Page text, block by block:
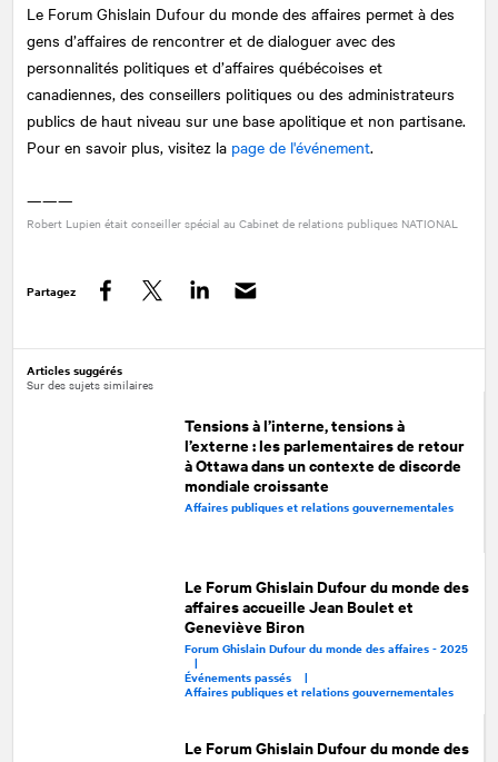
Le Forum Ghislain Dufour du monde des affaires permet à des
gens d’affaires de rencontrer et de dialoguer avec des
personnalités politiques et d’affaires québécoises et
canadiennes, des conseillers politiques ou des administrateurs
publics de haut niveau sur une base apolitique et non partisane.
Pour en savoir plus, visitez la page de l'événement.
———
Robert Lupien était conseiller spécial au Cabinet de relations publiques NATIONAL
Partagez
Articles suggérés
Sur des sujets similaires
Tensions à l’interne, tensions à
l’externe : les parlementaires de retour
à Ottawa dans un contexte de discorde
mondiale croissante
Affaires publiques et relations gouvernementales
Le Forum Ghislain Dufour du monde des
affaires accueille Jean Boulet et
Geneviève Biron
Forum Ghislain Dufour du monde des affaires - 2025
|
Événements passés |
Affaires publiques et relations gouvernementales
Le Forum Ghislain Dufour du monde des